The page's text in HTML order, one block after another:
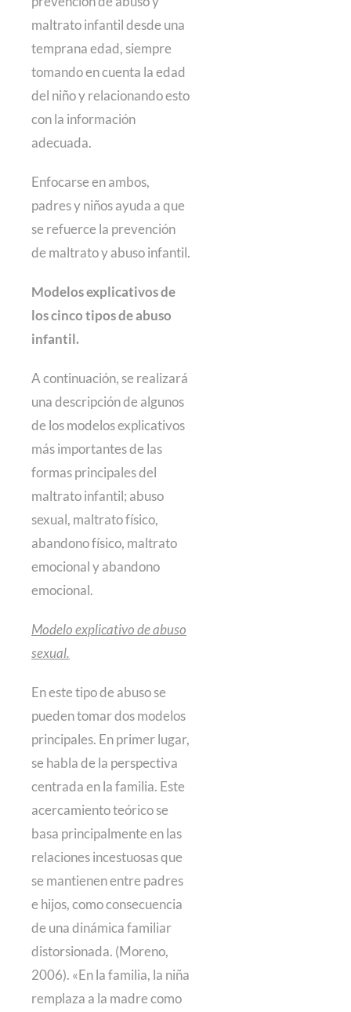
maltrato infantil desde una
temprana edad, siempre
tomando en cuenta la edad
del niño y relacionando esto
con la información
adecuada.
Enfocarse en ambos,
padres y niños ayuda a que
se refuerce la prevención
de maltrato y abuso infantil.
Modelos explicativos de
los cinco tipos de abuso
infantil.
A continuación, se realizará
una descripción de algunos
de los modelos explicativos
más importantes de las
formas principales del
maltrato infantil; abuso
sexual, maltrato físico,
abandono físico, maltrato
emocional y abandono
emocional.
Modelo explicativo de abuso
sexual.
En este tipo de abuso se
pueden tomar dos modelos
principales. En primer lugar,
se habla de la perspectiva
centrada en la familia. Este
acercamiento teórico se
basa principalmente en las
relaciones incestuosas que
se mantienen entre padres
e hijos, como consecuencia
de una dinámica familiar
distorsionada. (Moreno,
2006). «En la familia, la niña
remplaza a la madre como